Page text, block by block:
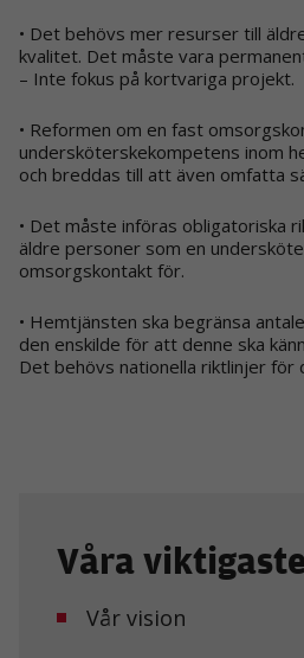
Våra
Vår vision
• Det behövs mer resurser till
kvalitet. Det måste vara
– Inte fokus på kortvariga projekt.
• Reformen om en fast
undersköterskekompetens inom
och breddas till att även omfatta
• Det måste införas obligatoriska
äldre personer som en
omsorgskontakt för.
• Hemtjänsten ska begränsa
den enskilde för att denne ska
Det behövs nationella riktlinjer för